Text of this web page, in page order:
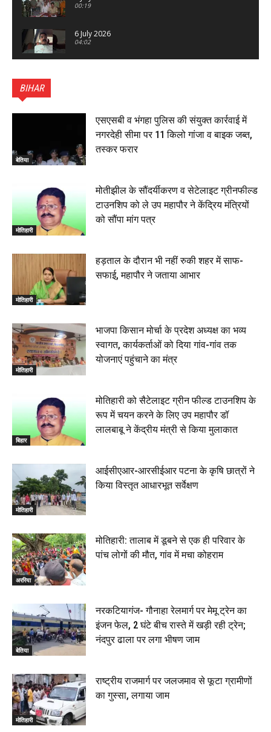
00:19
6 July 2026
04:02
का भव्य पथ संचलन, 5 July 2026
बेतिया : मझौलिया में 1.24 क्विंटल गांजा के साथ बोलेरो ज़ब्त, दो
तस्कर गिरफ्तार, 4 July 2026
00:39
रक्सौल : सुरक्षा जॉंच को सोना-चांदी दुकानों का एसडीपीओ और
थानाध्यक्ष ने किया निरीक्षण, 19 June 2026
00:58
बेतिया में सगे भाई ने मां के साथ मिलकर की भाई की हत्या, शव
जलाया, दोनों गिरफ्तार, 14 June 2026
मोतिहारी। NDA सरकार, 12 साल विश्वास के, मीडिया संवाद में
सांसद रधामोहन सिंह, 13 June 2026
02:19
BIHAR
बेतिया
एसएसबी व भंगहा पुलिस की संयुक्त कार्रवाई में
नगरदेही सीमा पर 11 किलो गांजा व बाइक जब्त,
तस्कर फरार
मोतिहारी
मोतीझील के सौंदर्यीकरण व सेटेलाइट ग्रीनफील्ड
टाउनशिप को ले उप महापौर ने केंद्रिय मंत्रियों
को सौंपा मांग पत्र
मोतिहारी
हड़ताल के दौरान भी नहीं रुकी शहर में साफ-
सफाई, महापौर ने जताया आभार
मोतिहारी
भाजपा किसान मोर्चा के प्रदेश अध्यक्ष का भव्य
स्वागत, कार्यकर्ताओं को दिया गांव-गांव तक
योजनाएं पहुंचाने का मंत्र
बिहार
मोतिहारी को सैटेलाइट ग्रीन फील्ड टाउनशिप के
रूप में चयन करने के लिए उप महापौर डॉ
लालबाबू ने केंद्रीय मंत्री से किया मुलाकात
मोतिहारी
आईसीएआर-आरसीईआर पटना के कृषि छात्रों ने
किया विस्तृत आधारभूत सर्वेक्षण
अररिया
मोतिहारी: तालाब में डूबने से एक ही परिवार के
पांच लोगों की मौत, गांव में मचा कोहराम
बेतिया
नरकटियागंज- गौनाहा रेलमार्ग पर मेमू ट्रेन का
इंजन फेल, 2 घंटे बीच रास्ते में खड़ी रही ट्रेन;
नंदपुर ढाला पर लगा भीषण जाम
मोतिहारी
राष्ट्रीय राजमार्ग पर जलजमाव से फूटा ग्रामीणों
का गुस्सा, लगाया जाम